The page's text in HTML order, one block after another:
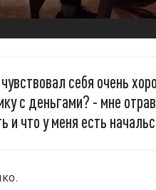
себя очень
с деньгами? - мне
и что у меня есть